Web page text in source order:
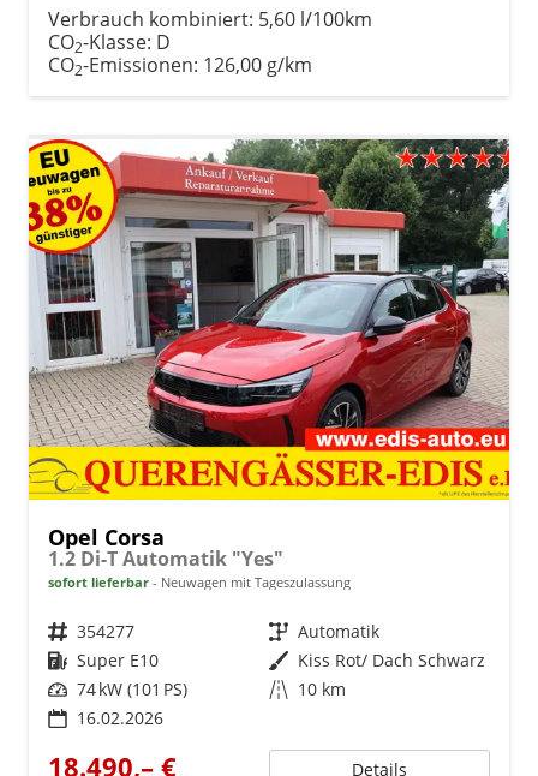
Verbrauch kombiniert: 5,60 l/100km
CO2-Klasse: D
CO2-Emissionen: 126,00 g/km
Opel Corsa
1.2 Di-T Automatik "Yes"
sofort lieferbar Neuwagen mit Tageszulassung
Fahrzeugnr. 354277 Getriebe Automatik
Kraftstoff Super E10 Außenfarbe Kiss Rot/ Dach Schwarz
Leistung 74 kW (101 PS) Kilometerstand 10 km
16.02.2026
18.490,– € Details